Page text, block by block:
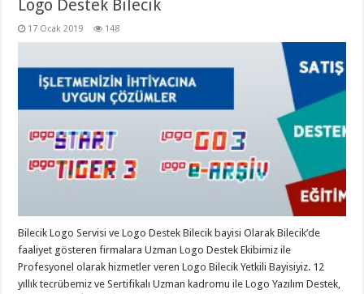
Logo Destek Bilecik
17 Ocak 2019 148
Bilecik Logo Servisi ve Logo Destek Bilecik bayisi Olarak Bilecik’de
faaliyet gösteren firmalara Uzman Logo Destek Ekibimiz ile
Profesyonel olarak hizmetler veren Logo Bilecik Yetkili Bayisiyiz. 12
yıllık tecrübemiz ve Sertifikalı Uzman kadromu ile Logo Yazılım Destek,